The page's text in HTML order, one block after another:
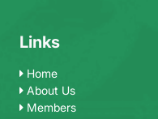
Links
Home
About Us
Members